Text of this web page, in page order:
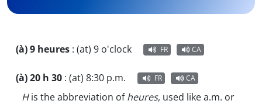
(à) 9 heures : (at) 9 o'clock FR CA
(à) 20 h 30 : (at) 8:30 p.m. FR CA
His the abbreviation ofheures, used like a.m. or